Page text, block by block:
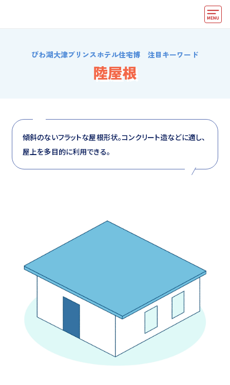
住宅会社・ハウスメーカー
好みからモデルハウスを探す
住まいづくりお役立ち情報
びわ湖大津プリンスホテル住宅博 注目キーワード
陸屋根
傾斜のないフラットな屋根形状。コンクリート造などに適し、
屋上を多目的に利用できる。